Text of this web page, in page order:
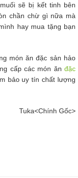
sẽ bị kết tinh bên
chần chừ gì nữa mà
hay mua tặng bạn
món ăn đặc sản hảo
cấp các món ăn đặc
bảo uy tín chất lượng
Tuka<Chính Gốc>